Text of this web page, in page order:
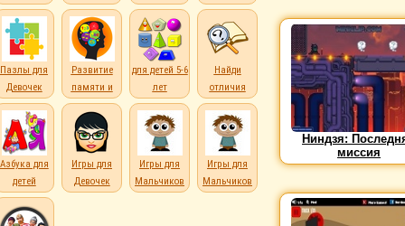
Мальчиков
Пазлы для
Девочек
Развитие
памяти и
внимания
для детей 5-6
лет
Найди
отличия
Азбука для
детей
Игры для
Девочек
Игры для
Мальчиков
Игры для
Мальчиков
Ниндзя:
миссия